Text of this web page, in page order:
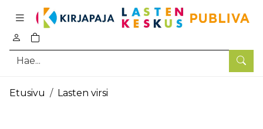
Hae
0
tuotetta ostoskorissa
Pääsisältö
Etusivu Lasten virsi